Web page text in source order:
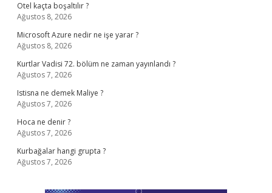
Otel kaçta boşaltılır ?
Ağustos 8, 2026
Microsoft Azure nedir ne işe yarar ?
Ağustos 8, 2026
Kurtlar Vadisi 72. bölüm ne zaman yayınlandı ?
Ağustos 7, 2026
Istisna ne demek Maliye ?
Ağustos 7, 2026
Hoca ne denir ?
Ağustos 7, 2026
Kurbağalar hangi grupta ?
Ağustos 7, 2026